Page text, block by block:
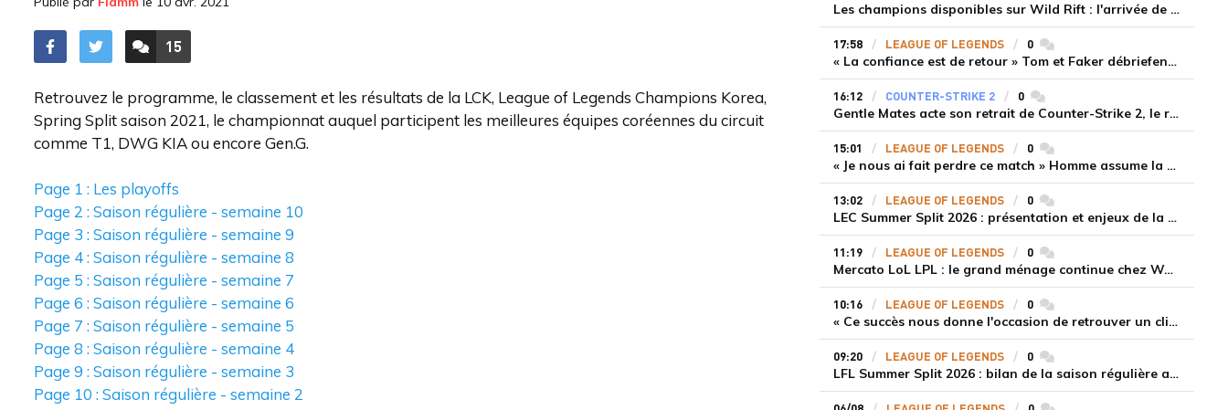
ACCÉDER AUX
15
COMMENTAIRES
Retrouvez le programme, le classement et les résultats de la LCK, League of Legends Champions Korea,
Spring Split saison 2021, le championnat auquel participent les meilleures équipes coréennes du circuit
comme T1, DWG KIA ou encore Gen.G.
Page 1 : Les playoffs
Page 2 : Saison régulière - semaine 10
Page 3 : Saison régulière - semaine 9
Page 4 : Saison régulière - semaine 8
Page 5 : Saison régulière - semaine 7
Page 6 : Saison régulière - semaine 6
Page 7 : Saison régulière - semaine 5
Page 8 : Saison régulière - semaine 4
Page 9 : Saison régulière - semaine 3
Page 10 : Saison régulière - semaine 2
Les champions disponibles sur Wild Rift : l'arrivée de Cho'Gath
17:58 LEAGUE OF LEGENDS 0commentaires
« La confiance est de retour » Tom et Faker débriefent la victoire convaincante de T1 face à Dplus KIA
16:12 COUNTER-STRIKE 2 0commentaires
Gentle Mates acte son retrait de Counter-Strike 2, le roster ibérique libéré
15:01 LEAGUE OF LEGENDS 0commentaires
« Je nous ai fait perdre ce match » Homme assume la responsabilité de la défaite de HLE face à Gen.G
13:02 LEAGUE OF LEGENDS 0commentaires
LEC Summer Split 2026 : présentation et enjeux de la troisième semaine de compétition
11:19 LEAGUE OF LEGENDS 0commentaires
Mercato LoL LPL : le grand ménage continue chez Weibo Gaming, Jiejie quitte le navire au profit de Xiaohao
10:16 LEAGUE OF LEGENDS 0commentaires
« Ce succès nous donne l'occasion de retrouver un climat beaucoup plus positif » Ryu et Canyon soulagés après la victoire de Gen.G sur HLE
09:20 LEAGUE OF LEGENDS 0commentaires
LFL Summer Split 2026 : bilan de la saison régulière avec Solary en tête